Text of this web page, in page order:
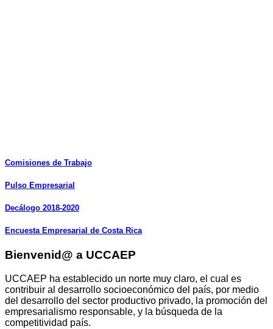
Comisiones de Trabajo
Pulso Empresarial
Decálogo 2018-2020
Encuesta Empresarial de Costa Rica
Bienvenid@ a UCCAEP
UCCAEP ha establecido un norte muy claro, el cual es
contribuir al desarrollo socioeconómico del país, por medio
del desarrollo del sector productivo privado, la promoción del
empresarialismo responsable, y la búsqueda de la
competitividad país.